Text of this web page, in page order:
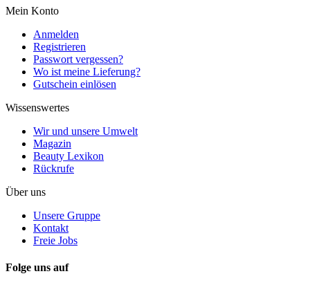
Mein Konto
Anmelden
Registrieren
Passwort vergessen?
Wo ist meine Lieferung?
Gutschein einlösen
Wissenswertes
Wir und unsere Umwelt
Magazin
Beauty Lexikon
Rückrufe
Über uns
Unsere Gruppe
Kontakt
Freie Jobs
Folge uns auf